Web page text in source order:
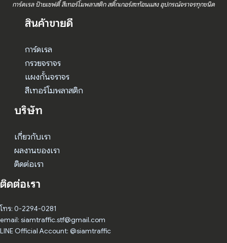
การ์ดเรล ป้ายเซฟตี้ สีเทอร์โมพลาสติก สติ๊กเกอร์สะท้อนแสง อุปกรณ์จราจรทุกชนิด
สินค้าขายดี
การ์ดเรล
กรวยจราจร
แผงกั้นจราจร
สีเทอร์โมพลาสติก
บริษัท
เกี่ยวกับเรา
ผลงานของเรา
ติดต่อเรา
ติดต่อเรา
โทร: 0-2294-0281
email: siamtraffic.stf@gmail.com
LINE Official Account: @siamtraffic